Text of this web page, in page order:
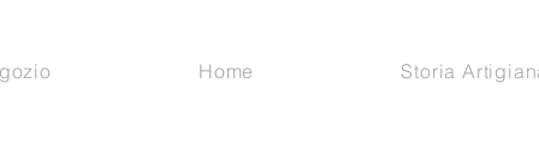
Home Storia